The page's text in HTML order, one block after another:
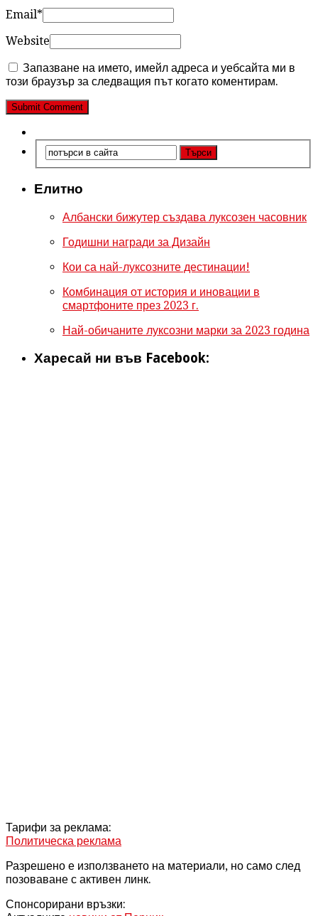
Email*
Website
Запазване на името, имейл адреса и уебсайта ми в
този браузър за следващия път когато коментирам.
Елитно
Албански бижутер създава луксозен часовник
Годишни награди за Дизайн
Кои са най-луксозните дестинации!
Комбинация от история и иновации в
смартфоните през 2023 г.
Най-обичаните луксозни марки за 2023 година
Харесай ни във Facebook:
Тарифи за реклама:
Политическа реклама
Разрешено е използването на материали, но само след
позоваване с активен линк.
Спонсорирани връзки: